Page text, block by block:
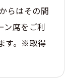
らはその間
ン席をご利
す。※取得